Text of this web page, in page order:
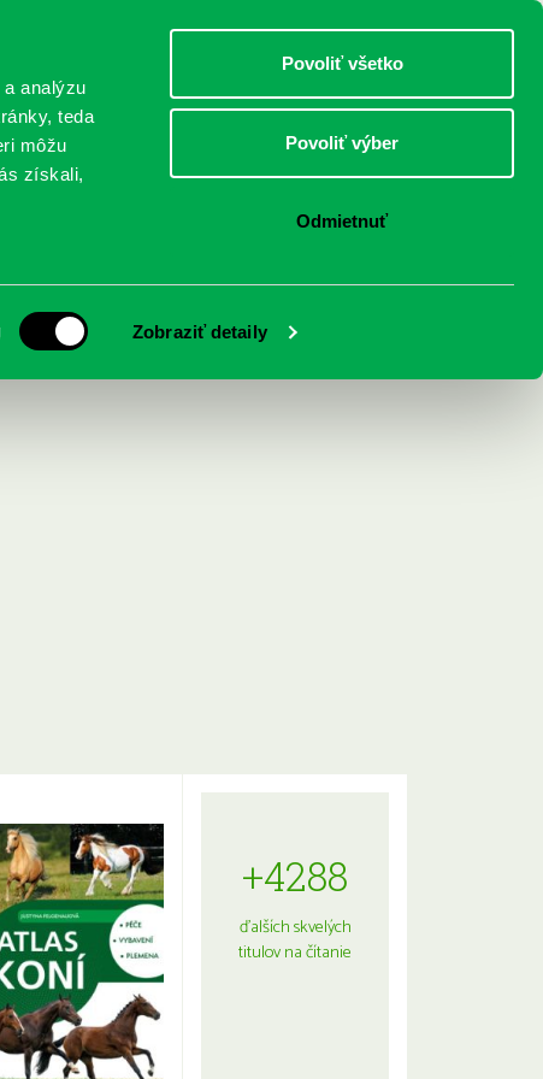
analýzu
teda
môžu
získali,
Zobraziť detaily
Povoliť všetko
Povoliť výber
Odmietnuť
DOSPELÍ
+4288
ďalších skvelých
titulov na čítanie